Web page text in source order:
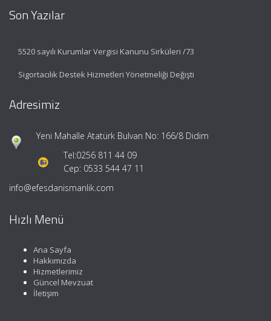
Son Yazılar
5520 sayılı Kurumlar Vergisi Kanunu Sirküleri /73
Sigortacılık Destek Hizmetleri Yönetmeliği Değişti
Adresimiz
Yeni Mahalle Atatürk Bulvarı No: 166/8 Didim
Tel:0256 811 44 09
Cep: 0533 544 47 11
info@efesdanismanlik.com
Hızlı Menü
Ana Sayfa
Hakkımızda
Hizmetlerimiz
Güncel Mevzuat
İletişim